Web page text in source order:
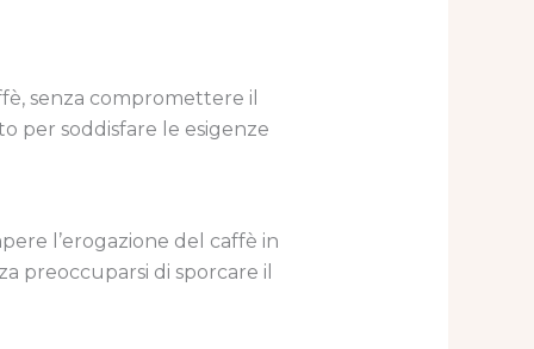
senza compromettere il
per soddisfare le esigenze
l’erogazione del caffè in
preoccuparsi di sporcare il